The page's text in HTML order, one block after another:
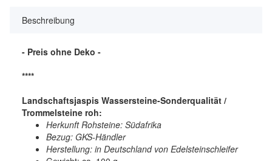
Beschreibung
- Preis ohne Deko -
****
Landschaftsjaspis Wassersteine-Sonderqualität /
Trommelsteine roh:
Herkunft Rohsteine: Südafrika
Bezug: GKS-Händler
Herstellung: in Deutschland von Edelsteinschleifer